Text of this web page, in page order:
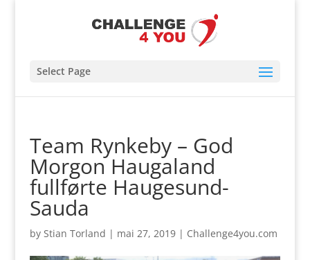
Select Page
Team Rynkeby – God
Morgon Haugaland
fullførte Haugesund-
Sauda
by Stian Torland | mai 27, 2019| Challenge4you.com